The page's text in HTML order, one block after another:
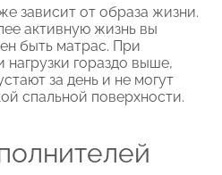
зависит от образа жизни.
активную жизнь вы
быть матрас. При
гораздо выше,
за день и не могут
спальной поверхности.